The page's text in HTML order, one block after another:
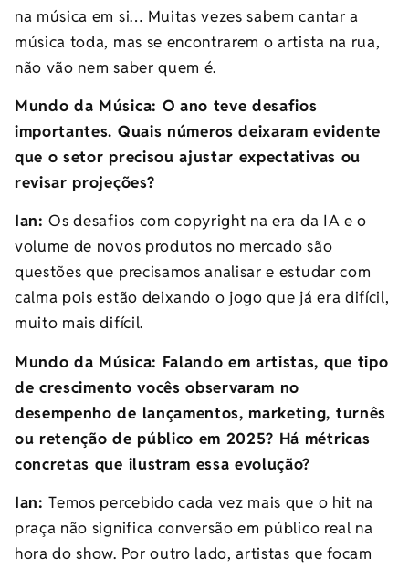
na música em si… Muitas vezes sabem cantar a
música toda, mas se encontrarem o artista na rua,
não vão nem saber quem é.
Mundo da Música: O ano teve desafios
importantes. Quais números deixaram evidente
que o setor precisou ajustar expectativas ou
revisar projeções?
Ian:Os desafios com copyright na era da IA e o
volume de novos produtos no mercado são
questões que precisamos analisar e estudar com
calma pois estão deixando o jogo que já era difícil,
muito mais difícil.
Mundo da Música: Falando em artistas, que tipo
de crescimento vocês observaram no
desempenho de lançamentos, marketing, turnês
ou retenção de público em 2025? Há métricas
concretas que ilustram essa evolução?
Ian:Temos percebido cada vez mais que o hit na
praça não significa conversão em público real na
hora do show. Por outro lado, artistas que focam